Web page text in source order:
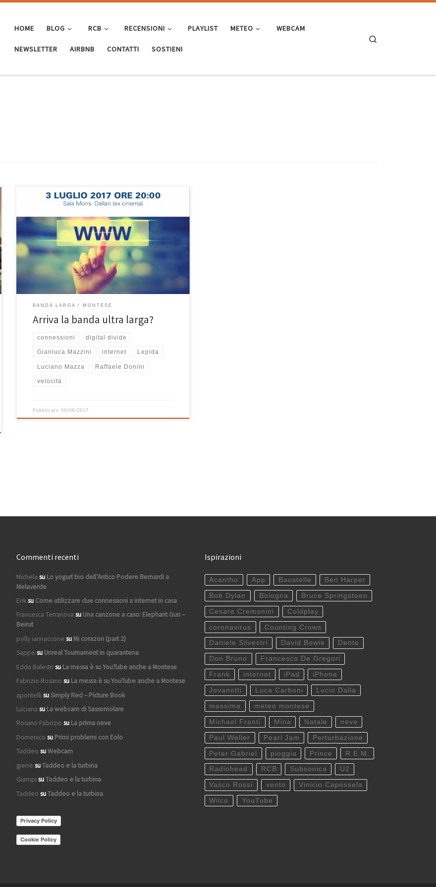
HOME BLOG RCB RECENSIONI PLAYLIST METEO WEBCAM
NEWSLETTER AIRBNB CONTATTI SOSTIENI
Montese insieme a Lepida S.p.A. e alla Regione Emilia-
Romagna invita la cittadinanza e le imprese ad un
incontro presso la Sala Mons. Dallari (ex cinema,
Mo.Gio) per presentare i servizi a banda ultra larga
offerti dagli operatori di Telecomunicazione sul
BANDA LARGA MONTESE
Arriva la banda ultra larga?
connessioni digital divide
Gianluca Mazzini internet Lepida
Luciano Mazza Raffaele Donini
velocità
Pubblicato30/06/2017
Commenti recenti
Michela su Lo yogurt bio dell’Antico Podere Bernardi a
Melaverde
Eriksu Come utilizzare due connessioni a internet in casa
Francesca Terranova su Una canzone a caso: Elephant Gun –
Beirut
polly iannaccone su Mi corazon (part 2)
Sappo su Unreal Tournament in quarantena
Edda Balestri su La messa è su YouTube anche a Montese
Fabrizio Rosano su La messa è su YouTube anche a Montese
apontelli suSimply Red – Picture Book
Luciana su La webcam di Sassomolare
Rosano Fabrizio su La prima neve
Domenico su Primi problemi con Eolo
Taddeo suWebcam
gierre suTaddeo e la turbina
Giampi suTaddeo e la turbina
Taddeo suTaddeo e la turbina
Privacy Policy
Cookie Policy
Ispirazioni
Acantho App Baustelle Ben Harper
Bob Dylan Bologna Bruce Springsteen
Cesare Cremonini Coldplay
coronavirus Counting Crows
Daniele Silvestri David Bowie Dente
Don Bruno Francesco De Gregori
Frank internet iPad iPhone
Jovanotti Luca Carboni Lucio Dalla
massima meteo montese
Michael Franti Mina Natale neve
Paul Weller Pearl Jam Perturbazione
Peter Gabriel pioggia Prince R.E.M.
Radiohead RCB Subsonica U2
Vasco Rossi vento Vinicio Capossela
Wilco YouTube